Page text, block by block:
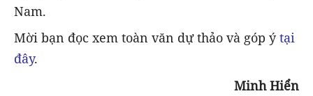
Nam.
Mời bạn đọc xem toàn văn dự thảo và góp ýtại
đây.
Minh Hiển